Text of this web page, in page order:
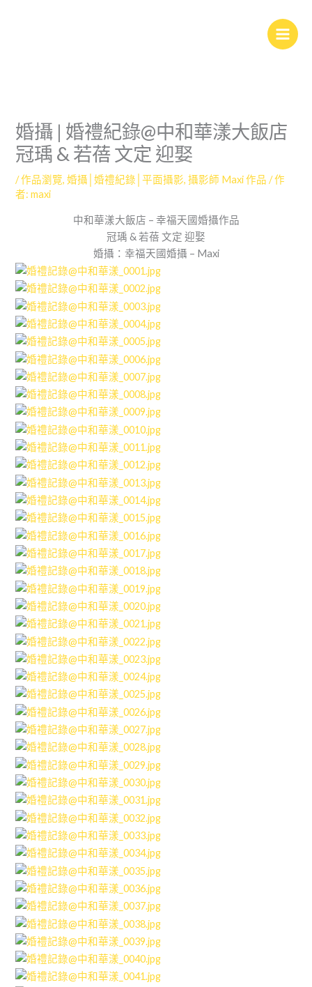
婚攝 | 婚禮紀錄@中和華漾大飯店
冠瑀 & 若蓓 文定 迎娶
/作品瀏覽,婚攝│婚禮紀錄│平面攝影,攝影師 Maxi 作品 / 作
者:maxi
中和華漾大飯店 – 幸福天國婚攝作品
冠瑀 & 若蓓 文定 迎娶
婚攝：幸福天國婚攝 – Maxi